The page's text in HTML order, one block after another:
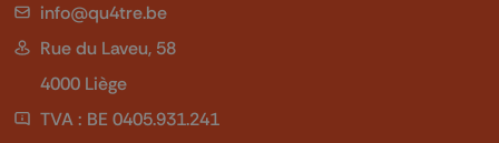
info@qu4tre.be
Rue du Laveu, 58
4000 Liège
TVA : BE 0405.931.241